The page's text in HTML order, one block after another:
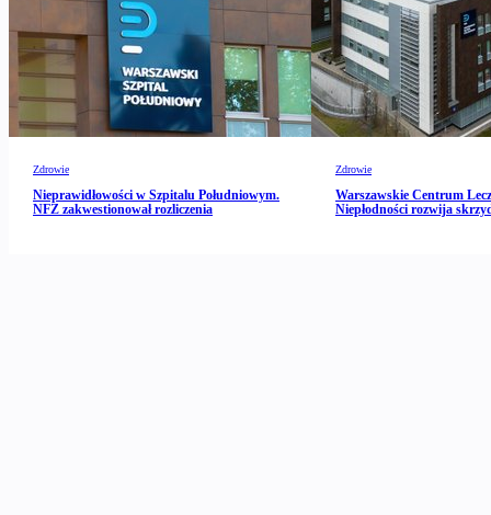
Zdrowie
Nieprawidłowości w Szpitalu Południowym.
NFZ zakwestionował rozliczenia
Zdrowie
Warszawskie Centrum
Niepłodności rozwija